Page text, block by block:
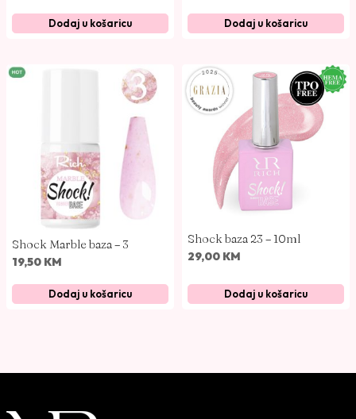
Dodaj u košaricu Dodaj u košaricu
Shock Marble baza – 3
19,50 KM
Dodaj u košaricu
Shock baza 23 – 10ml
29,00 KM
Dodaj u košaricu